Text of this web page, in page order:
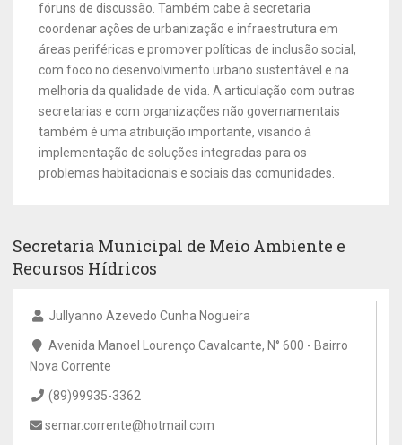
fóruns de discussão. Também cabe à secretaria
coordenar ações de urbanização e infraestrutura em
áreas periféricas e promover políticas de inclusão social,
com foco no desenvolvimento urbano sustentável e na
melhoria da qualidade de vida. A articulação com outras
secretarias e com organizações não governamentais
também é uma atribuição importante, visando à
implementação de soluções integradas para os
problemas habitacionais e sociais das comunidades.
Secretaria Municipal de Meio Ambiente e
Recursos Hídricos
Jullyanno Azevedo Cunha Nogueira
Avenida Manoel Lourenço Cavalcante, N° 600 - Bairro
Nova Corrente
(89)99935-3362
semar.corrente@hotmail.com